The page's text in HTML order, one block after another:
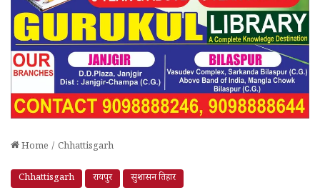
Home / Chhattisgarh
Chhattisgarh रायपुर सुशासन तिहार